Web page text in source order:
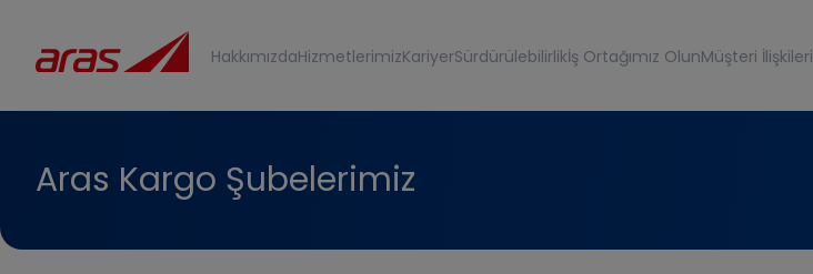
HakkımızdaHizmetlerimizKariyerSürdürülebilirlikİş Ortağımız OlunMüşteri İlişkileri
Aras Kargo Şubelerimiz